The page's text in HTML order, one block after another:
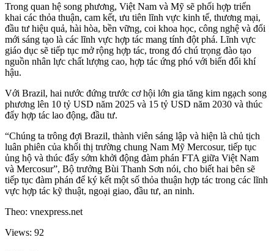
Trong quan hệ song phương, Việt Nam và Mỹ sẽ phối hợp triển
khai các thỏa thuận, cam kết, ưu tiên lĩnh vực kinh tế, thương mại,
đầu tư hiệu quả, hài hòa, bền vững, coi khoa học, công nghệ và đổi
mới sáng tạo là các lĩnh vực hợp tác mang tính đột phá. Lĩnh vực
giáo dục sẽ tiếp tục mở rộng hợp tác, trong đó chú trọng đào tạo
nguồn nhân lực chất lượng cao, hợp tác ứng phó với biến đổi khí
hậu.
Với Brazil, hai nước đứng trước cơ hội lớn gia tăng kim ngạch song
phương lên 10 tỷ USD năm 2025 và 15 tỷ USD năm 2030 và thúc
đẩy hợp tác lao động, đầu tư.
“Chúng ta trông đợi Brazil, thành viên sáng lập và hiện là chủ tịch
luân phiên của khối thị trường chung Nam Mỹ Mercosur, tiếp tục
ủng hộ và thúc đẩy sớm khởi động đàm phán FTA giữa Việt Nam
và Mercosur”, Bộ trưởng Bùi Thanh Sơn nói, cho biết hai bên sẽ
tiếp tục đàm phán để ký kết một số thỏa thuận hợp tác trong các lĩnh
vực hợp tác kỹ thuật, ngoại giao, đầu tư, an ninh.
Theo: vnexpress.net
Views: 92